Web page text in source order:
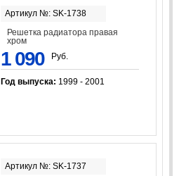
Артикул №: SK-1738
Решетка радиатора правая
хром
1 090 Руб.
Год выпуска: 1999 - 2001
Артикул №: SK-1737